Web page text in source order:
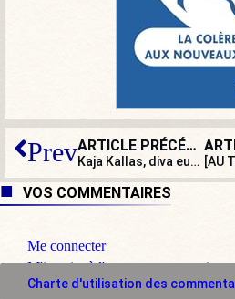
Prev ARTICLE PRÉCÉDENT
Kaja Kallas, diva européiste qui réécrit l’histoire de la Seconde Guerre mondiale
VOS COMMENTAIRES
Me connecter
M'inscrire à l'espace commentaire
Charte d'utilisation des